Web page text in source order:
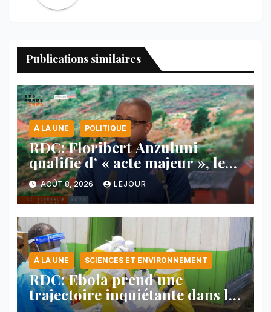
Publications similaires
À LA UNE POLITIQUE
RDC: Floribert Anzuluni
qualifie d’ « acte majeur », le
protocole de désarmement des
FDLR
AOÛT 8, 2026 LEJOUR
À LA UNE SCIENCES ET ENVIRONNEMENT
RDC: Ebola prend une
trajectoire inquiétante dans le